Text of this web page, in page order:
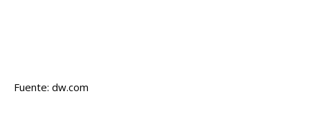
Fuente: dw.com